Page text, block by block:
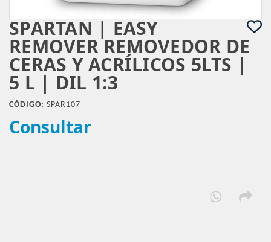
SPARTAN | EASY
REMOVER REMOVEDOR DE
CERAS Y ACRÍLICOS 5LTS |
5 L | DIL 1:3
CÓDIGO: SPAR107
Consultar